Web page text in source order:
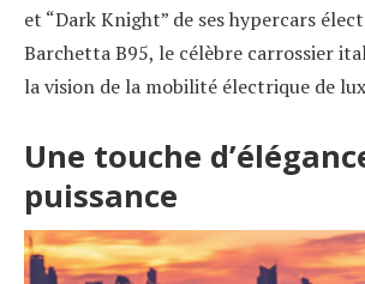
et “Dark Knight” de ses hypercars
Barchetta B95, le célèbre carrossier
la vision de la mobilité électrique de
Une touche
puissance